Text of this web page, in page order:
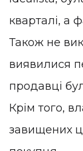
кварталі, а
Також не
виявилися
продавці
Крім того,
завищених